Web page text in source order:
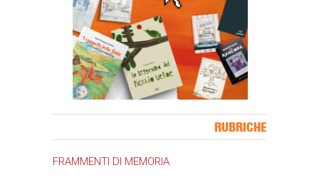
RUBRICHE
FRAMMENTI DI MEMORIA